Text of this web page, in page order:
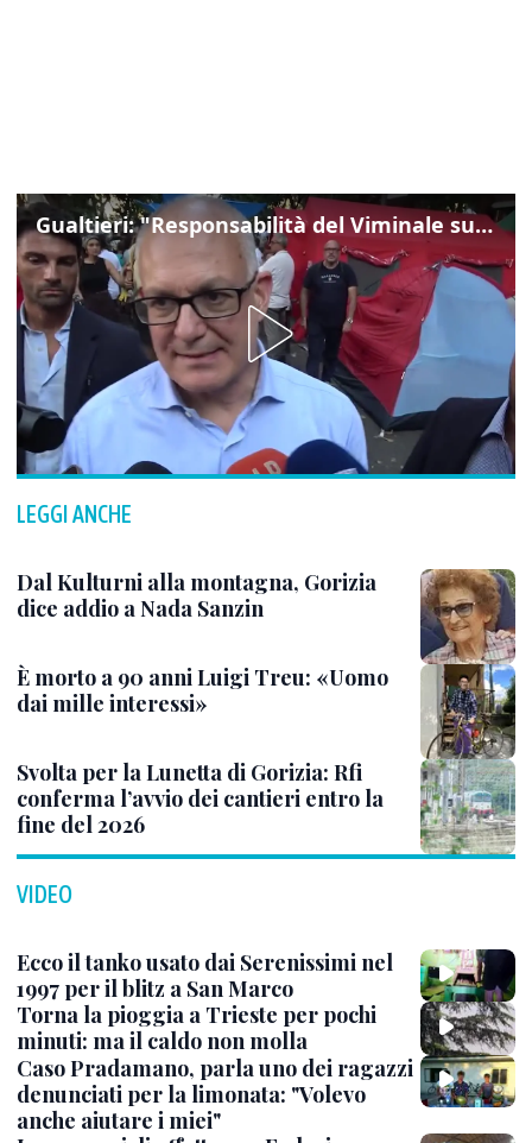
Gualtieri: "Responsabilità del Viminale su Spin Time? La posizione dei partiti è nota"
LEGGI ANCHE
Dal Kulturni alla montagna, Gorizia
dice addio a Nada Sanzin
È morto a 90 anni Luigi Treu: «Uomo
dai mille interessi»
Svolta per la Lunetta di Gorizia: Rfi
conferma l’avvio dei cantieri entro la
fine del 2026
VIDEO
Ecco il tanko usato dai Serenissimi nel
1997 per il blitz a San Marco
Torna la pioggia a Trieste per pochi
minuti: ma il caldo non molla
Caso Pradamano, parla uno dei ragazzi
denunciati per la limonata: "Volevo
anche aiutare i miei"